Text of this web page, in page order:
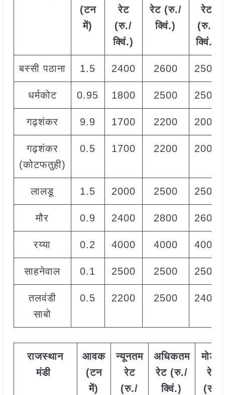
(टन
में)
रेट
(रु./
क्विं.)
रेट(रु./
क्विं.)
रेट
(रु./
क्विं.)
बस्सी पठाना 1.5 2400 2600 2500
धर्मकोट 0.95 1800 2500 2500
गढ़शंकर 9.9 1700 2200 2000
गढ़शंकर
(कोटफतुही)
0.5 1700 2200 2000
लालडू 1.5 2000 2500 2500
मौर 0.9 2400 2800 2600
रय्या 0.2 4000 4000 4000
साहनेवाल 0.1 2500 2500 2500
तलवंडी
साबो
0.5 2200 2500 2400
राजस्थान
मंडी
आवक
(टन
में)
न्यूनतम
रेट
(रु./
अधिकतम
रेट(रु./
क्विं.)
मोडल
रेट
(रु